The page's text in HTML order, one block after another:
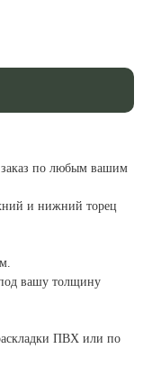
заказ по любым вашим
и нижний торец
вашу толщину
ПВХ или по